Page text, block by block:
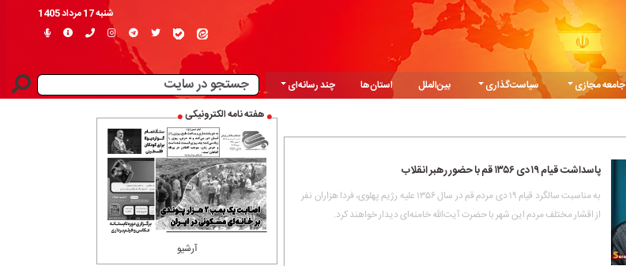
شنبه 17 مرداد 1405
جامعه مجازی سیاست‌گذاری بین‌الملل استان‌ها
چند رسانه‌ای
پاسداشت قیام ۱۹ دی ۱۳۵۶ قم با حضور رهبر انقلاب
به مناسبت سالگرد قیام ۱۹ دی مردم قم در سال ۱۳۵۶ علیه رژیم پهلوی، فردا هزاران نفر
از اقشار مختلف مردم این شهر با حضرت آیت‌الله خامنه‌ای دیدار خواهند کرد.
هفته نامه الکترونیکی
آرشیو